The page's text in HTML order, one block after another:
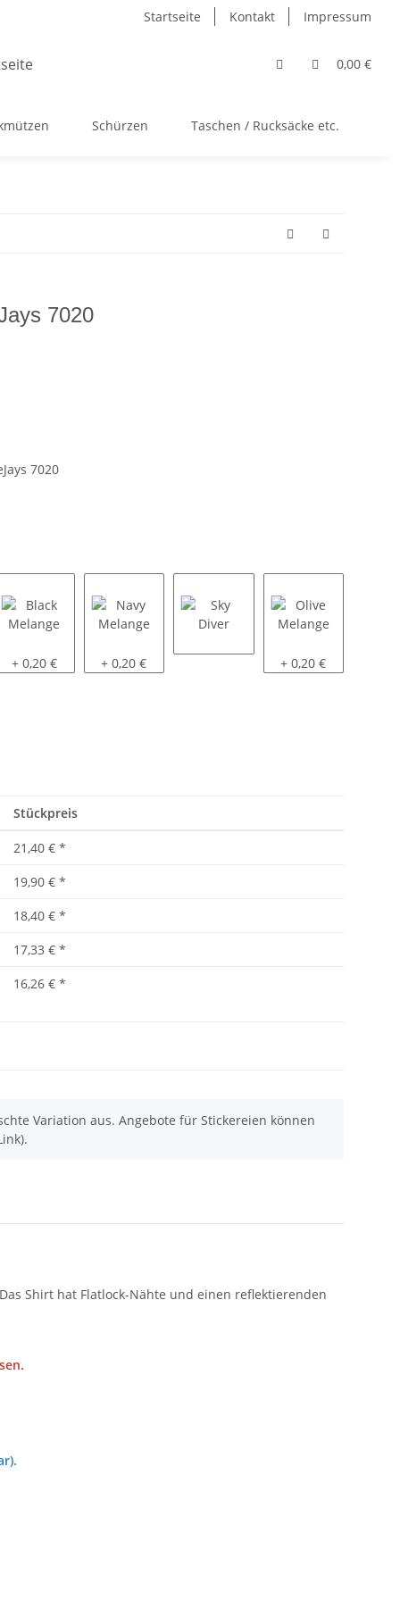
Startseite Kontakt Impressum
0,00 €
Schürzen Taschen / Rucksäcke etc.
7020
7020
Black Melange
+ 0,20 € Navy Melange
+ 0,20 € Olive Melange
+ 0,20 €
Stückpreis
21,40 € *
19,90 € *
18,40 € *
17,33 € *
16,26 € *
Variation aus. Angebote für Stickereien können
Shirt hat Flatlock-Nähte und einen reflektierenden